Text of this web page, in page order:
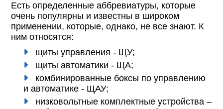
Есть определенные аббревиатуры, которые
очень популярны и известны в широком
применении, которые, однако, не все знают. К
ним относятся:
щиты управления - ЩУ;
щиты автоматики - ЩА;
комбинированные боксы по управлению
и автоматике - ЩАУ;
низковольтные комплектные устройства –